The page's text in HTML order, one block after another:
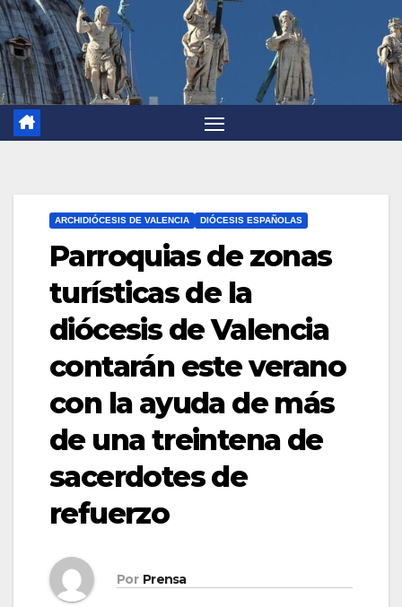
ARCHIDIÓCESIS DE VALENCIA DIÓCESIS ESPAÑOLAS
Parroquias de zonas
turísticas de la
diócesis de Valencia
contarán este verano
con la ayuda de más
de una treintena de
sacerdotes de
refuerzo
Por Prensa